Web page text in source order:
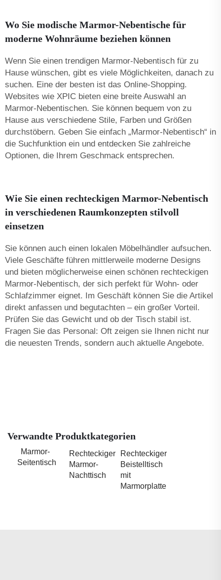
Wo Sie modische Marmor-Nebentische für
moderne Wohnräume beziehen können
Wenn Sie einen trendigen Marmor-Nebentisch für zu
Hause wünschen, gibt es viele Möglichkeiten, danach zu
suchen. Eine der besten ist das Online-Shopping.
Websites wie XPIC bieten eine breite Auswahl an
Marmor-Nebentischen. Sie können bequem von zu
Hause aus verschiedene Stile, Farben und Größen
durchstöbern. Geben Sie einfach „Marmor-Nebentisch“ in
die Suchfunktion ein und entdecken Sie zahlreiche
Optionen, die Ihrem Geschmack entsprechen.
Wie Sie einen rechteckigen Marmor-Nebentisch
in verschiedenen Raumkonzepten stilvoll
einsetzen
Sie können auch einen lokalen Möbelhändler aufsuchen.
Viele Geschäfte führen mittlerweile moderne Designs
und bieten möglicherweise einen schönen rechteckigen
Marmor-Nebentisch, der sich perfekt für Wohn- oder
Schlafzimmer eignet. Im Geschäft können Sie die Artikel
direkt anfassen und begutachten – ein großer Vorteil.
Prüfen Sie das Gewicht und ob der Tisch stabil ist.
Fragen Sie das Personal: Oft zeigen sie Ihnen nicht nur
die neuesten Trends, sondern auch aktuelle Angebote.
Verwandte Produktkategorien
Marmor-
Seitentisch
Rechteckiger
Marmor-
Nachttisch
Rechteckiger
Beistelltisch
mit
Marmorplatte